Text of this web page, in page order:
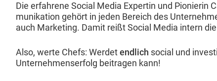
Die erfahrene Social Media Exper­tin und Pio­nierin
mu­nika­tion gehört in jeden Bere­ich des
auch Mar­ket­ing. Damit reißt Social Media intern die
Also, werte Chefs: Werdetendlich social und
Unternehmenser­folg beitra­gen kann!